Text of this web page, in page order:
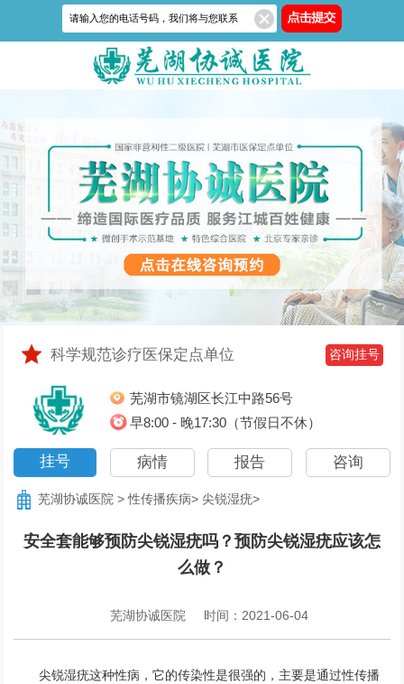
科学规范诊疗医保定点单位 咨询挂号
芜湖市镜湖区长江中路56号
早8:00 - 晚17:30（节假日不休）
挂号 病情 报告 咨询
芜湖协诚医院 >性传播疾病> 尖锐湿疣>
安全套能够预防尖锐湿疣吗？预防尖锐湿疣应该怎
么做？
芜湖协诚医院 时间：2021-06-04
尖锐湿疣这种性病，它的传染性是很强的，主要是通过性传播